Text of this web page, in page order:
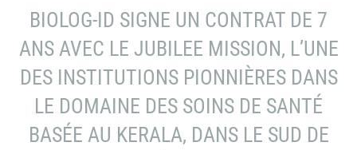
BIOLOG-ID SIGNE UN CONTRAT DE 7
ANS AVEC LE JUBILEE MISSION, L’UNE
DES INSTITUTIONS PIONNIÈRES DANS
LE DOMAINE DES SOINS DE SANTÉ
BASÉE AU KERALA, DANS LE SUD DE